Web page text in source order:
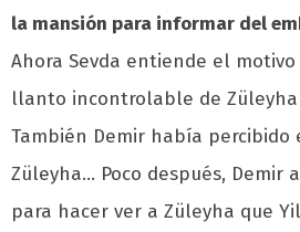
la mansión para informar del
Ahora Sevda entiende el
llanto incontrolable de
También Demir había percibido
Züleyha… Poco después, Demir
para hacer ver a Züleyha que